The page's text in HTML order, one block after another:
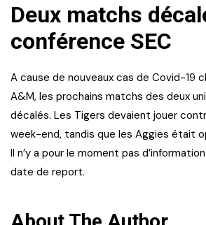
Deux matchs
conférence SEC
A cause de nouveaux cas de Covid-19
A&M, les prochains matchs des deux
décalés. Les Tigers devaient jouer
week-end, tandis que les Aggies était
Il n’y a pour le moment pas
date de report.